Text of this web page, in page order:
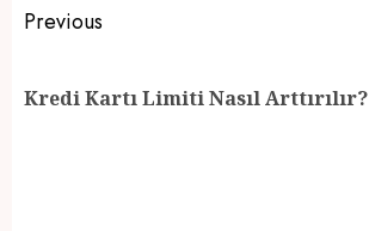
Post
Previous
Kredi Kartı Limiti Nasıl Arttırılır?